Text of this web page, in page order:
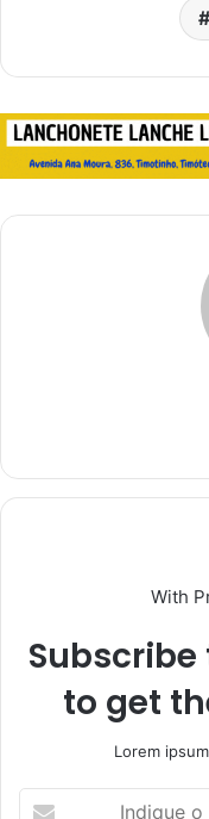
With
to get
Lorem